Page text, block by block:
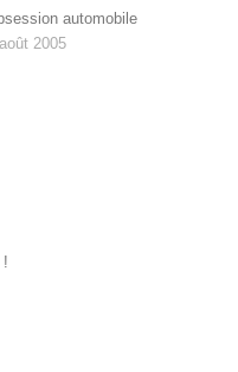
automobile
2005
!